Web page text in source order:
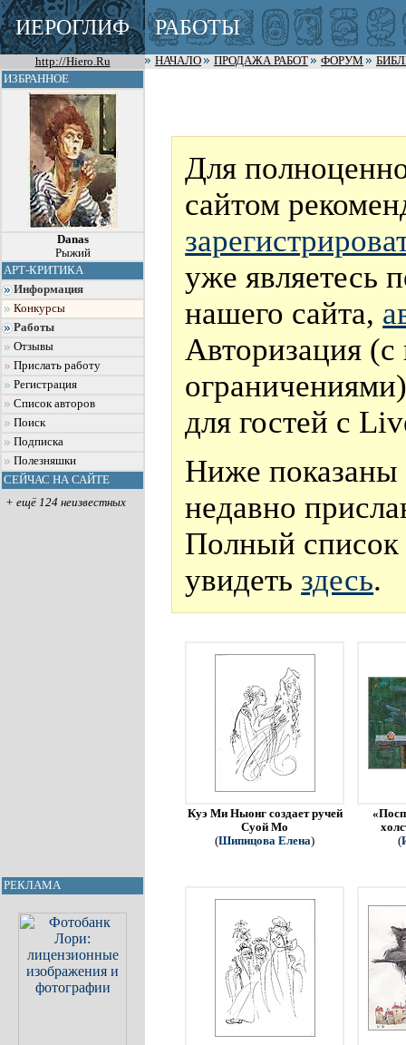
ИЕРОГЛИФ РАБОТЫ
http://Hiero.Ru НАЧАЛО ПРОДАЖА РАБОТ ФОРУМ
ИЗБРАННОЕ
Danas
Рыжий
АРТ-КРИТИКА
Информация
Конкурсы
Работы
Отзывы
Прислать работу
Регистрация
Список авторов
Поиск
Подписка
Полезняшки
СЕЙЧАС НА САЙТЕ
+ ещё 124 неизвестных
РЕКЛАМА
Для
сайтом
уже являетесь
нашего сайта,
Авторизация
для гостей с
Ниже показаны
недавно
Полный
увидеть здесь.
Куэ Ми Ныонг создает ручей
Суой Мо
(Шипицова Елена)
(